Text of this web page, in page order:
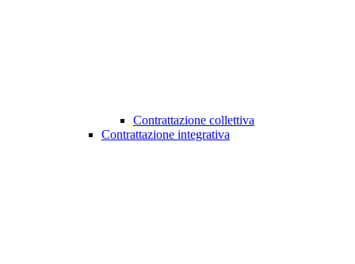
Contrattazione collettiva
Contrattazione integrativa